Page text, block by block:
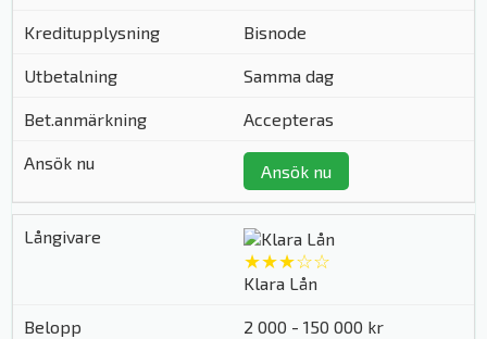
Bisnode
Samma dag
Accepteras
Ansök nu
★★★☆☆
Klara Lån
2 000 - 150 000 kr